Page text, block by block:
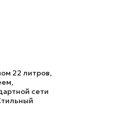
22 литров,
сети